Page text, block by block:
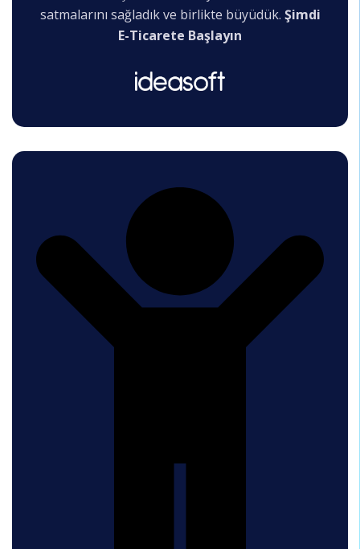
satmalarını sağladık ve birlikte büyüdük. Şimdi
E-Ticarete Başlayın